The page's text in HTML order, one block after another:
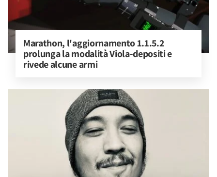
Marathon, l'aggiornamento 1.1.5.2
prolunga la modalità Viola-depositi e
rivede alcune armi